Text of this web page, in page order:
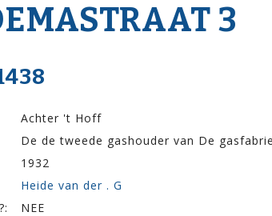
3
Achter 't Hoff
De de tweede gashouder van De
1932
Heide van der . G
NEE